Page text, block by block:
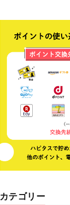
カテゴリー